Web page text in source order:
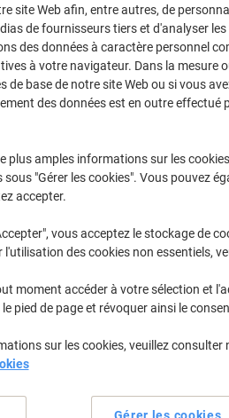
Achetez
€39,30
Quantité
3-4
En
site Web afin, entre autres, de
de fournisseurs tiers et d'analyser
des données à caractère personnel
à votre navigateur. Dans la mesure
de base de notre site Web ou si vous
des données est en outre effectué
plus amples informations sur les
"Gérer les cookies". Vous pouvez
accepter.
vous acceptez le stockage de
des cookies non essentiels,
moment accéder à votre sélection et
le pied de page et révoquer ainsi le
sur les cookies, veuillez consulter